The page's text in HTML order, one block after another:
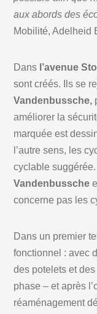
aux abords des
Mobilité, Adelheid
Dans l’avenue
sont créés. Ils se
Vandenbussche,
améliorer la
marquée est
l’autre sens, les
cyclable
Vandenbussche
concerne pas les
Dans un premier
fonctionnel : avec
des potelets et
phase – et après
réaménagement